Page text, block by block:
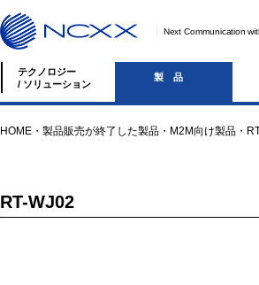
Next Communication
テクノロジー
/ ソリューション
製品
HOME ・ 製品販売が終了した製品 ・ M2M向け製品 ・
RT-WJ02